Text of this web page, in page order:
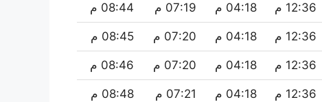
12:36 م 04:18 م 07:19 م 08:44 م
12:36 م 04:18 م 07:20 م 08:45 م
12:36 م 04:18 م 07:20 م 08:46 م
12:36 م 04:18 م 07:21 م 08:48 م